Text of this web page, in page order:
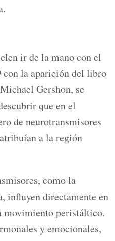
ir de la mano con el
con la aparición del libro
Gershon, se
que en el
de neurotransmisores
a la región
como la
influyen directamente en
peristáltico.
y emocionales,